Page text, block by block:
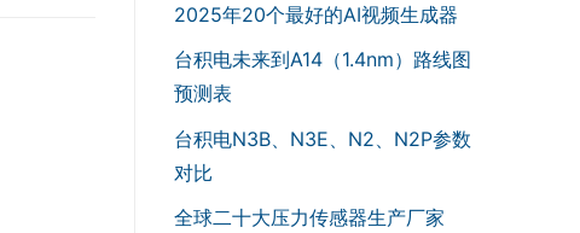
2025年20个最好的AI视频生成器
台积电未来到A14（1.4nm）路线图
预测表
台积电N3B、N3E、N2、N2P参数
对比
全球二十大压力传感器生产厂家